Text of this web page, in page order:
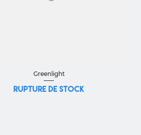
Aperçu rapide
Greenlight
Rupture de stock